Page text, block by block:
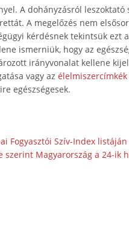
A dohányzásról
A megelőzés nem
kérdésnek tekintsük
ismerniük, hogy az
irányvonalat kellene
vagy az
egészségesek.
Fogyasztói Szív-Index listáján
szerint Magyarország a 24-ik